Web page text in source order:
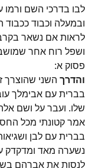
לבו בדרכי השם ורמו
ובמעלה וכבוד
לראות אם נשאר
ושפל רוח אחר
פסוק א:
והדרך השני שהוצרך
בברית עם אבימלך
שלו. ועבר על ושם
אמר קטונתי מכל
בברית עם לבן
נשערה מאד ומדקדק
לנסות את אברהם